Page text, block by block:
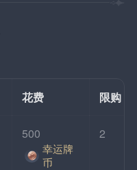
花费 限购
500
幸运牌
币
2